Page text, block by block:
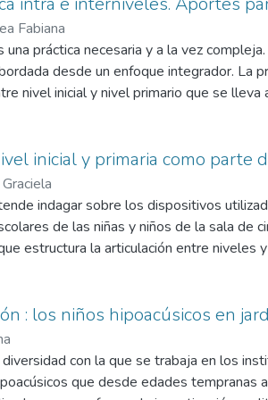
la misión institucional y el lugar que
para la propuesta
espera que el trabajo de
para la formación integral de
Fabiana
una práctica necesaria y a la vez
desde un enfoque integrador. La
nivel inicial y nivel primario que se
nivel sabe o conoce del otro, entre
– expectativas y significados;
de las familias, aportes y orientaciones.
de generar espacios donde el
Se puede inferir a partir de los
de nivel, mitos arraigados sobre qué
reformular estrategias, desnaturalizar lo
inicial y primaria como parte
indagar sobre los dispositivos
de las niñas y niños de la sala de
estructura la articulación entre niveles
a cabo un trabajo de investigación de
que especifica las características de un
clase y reuniones de trabajo,
el que se cuenta. De esta manera
pedagógico dentro de las
: los niños hipoacúsicos en
diversidad con la que se trabaja en los
que desde edades